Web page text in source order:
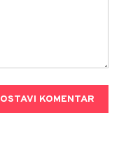
OSTAVI KOMENTAR